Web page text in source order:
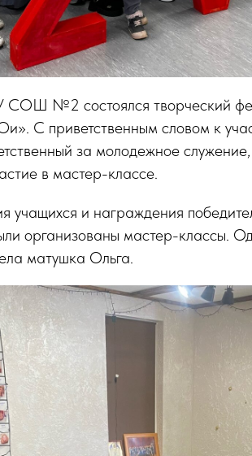
№2 состоялся творческий
С приветственным словом к
за молодежное служение,
в мастер-классе.
учащихся и награждения
организованы мастер-классы.
матушка Ольга.